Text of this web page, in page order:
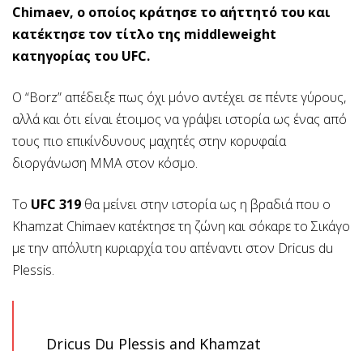
Chimaev, ο οποίος κράτησε το αήττητό του και
κατέκτησε τον τίτλο της middleweight
κατηγορίας του UFC.
Ο “Borz” απέδειξε πως όχι μόνο αντέχει σε πέντε γύρους,
αλλά και ότι είναι έτοιμος να γράψει ιστορία ως ένας από
τους πιο επικίνδυνους μαχητές στην κορυφαία
διοργάνωση ΜΜΑ στον κόσμο.
Το UFC 319 θα μείνει στην ιστορία ως η βραδιά που ο
Khamzat Chimaev κατέκτησε τη ζώνη και σόκαρε το Σικάγο
με την απόλυτη κυριαρχία του απέναντι στον Dricus du
Plessis.
Dricus Du Plessis and Khamzat